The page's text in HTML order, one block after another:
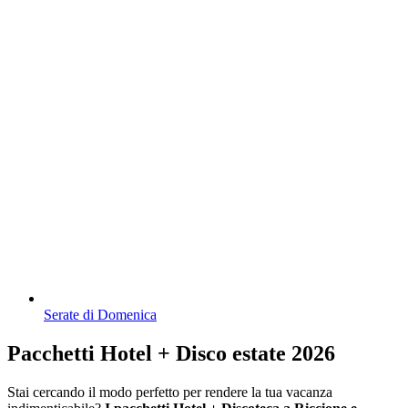
Serate di Domenica
Pacchetti Hotel + Disco estate 2026
Stai cercando il modo perfetto per rendere la tua vacanza